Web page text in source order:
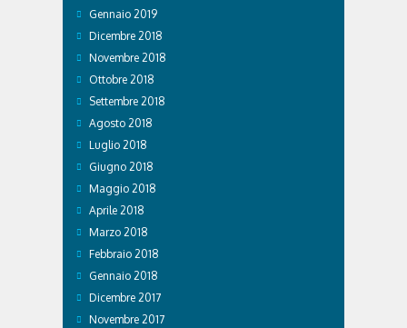
Gennaio 2019
Dicembre 2018
Novembre 2018
Ottobre 2018
Settembre 2018
Agosto 2018
Luglio 2018
Giugno 2018
Maggio 2018
Aprile 2018
Marzo 2018
Febbraio 2018
Gennaio 2018
Dicembre 2017
Novembre 2017